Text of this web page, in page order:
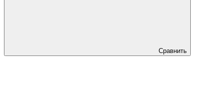
Сравнить